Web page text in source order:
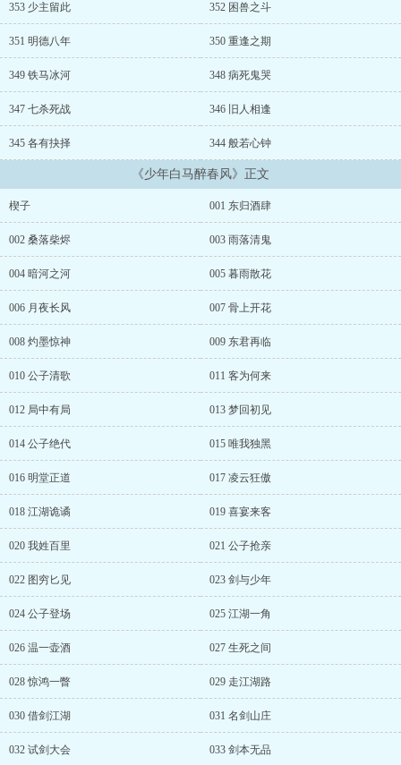
353 少主留此 352 困兽之斗
351 明德八年 350 重逢之期
349 铁马冰河 348 病死鬼哭
347 七杀死战 346 旧人相逢
345 各有抉择 344 般若心钟
《少年白马醉春风》正文
楔子 001 东归酒肆
002 桑落柴烬 003 雨落清鬼
004 暗河之河 005 暮雨散花
006 月夜长风 007 骨上开花
008 灼墨惊神 009 东君再临
010 公子清歌 011 客为何来
012 局中有局 013 梦回初见
014 公子绝代 015 唯我独黑
016 明堂正道 017 凌云狂傲
018 江湖诡谲 019 喜宴来客
020 我姓百里 021 公子抢亲
022 图穷匕见 023 剑与少年
024 公子登场 025 江湖一角
026 温一壶酒 027 生死之间
028 惊鸿一瞥 029 走江湖路
030 借剑江湖 031 名剑山庄
032 试剑大会 033 剑本无品